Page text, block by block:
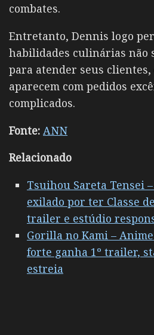
combates.
Entretanto, Dennis logo
habilidades culinárias não
para atender seus clientes,
aparecem com pedidos
complicados.
Fonte: ANN
Relacionado
Tsuihou Sareta Tensei
exilado por ter Classe
trailer e estúdio
Gorilla no Kami –
forte ganha 1º trailer,
estreia